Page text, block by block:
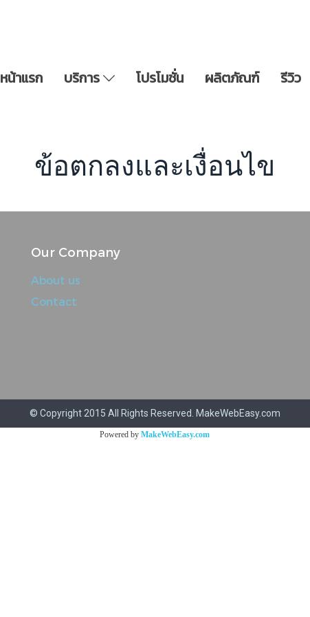
หน้าแรก บริการ โปรโมชั่น ผลิตภัณฑ์ รีวิว
ข้อตกลงและเงื่อนไข
Our Company
About us
Contact
© Copyright 2015 All Rights Reserved. MakeWebEasy.com
Powered by MakeWebEasy.com